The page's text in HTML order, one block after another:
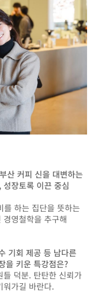
산 커피 신을 대변하는
장토록 이끈 중심
를 하는 집단을 뜻하는
경영철학을 추구해
기회 제공 등 남다른
을 키운 특강점은?
들 덕분. 탄탄한 신뢰가
워가길 바란다.